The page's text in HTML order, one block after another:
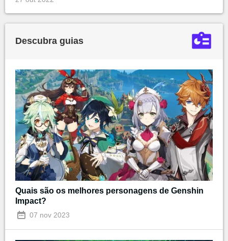
Descubra guias
Quais são os melhores personagens de Genshin
Impact?
07 nov 2023